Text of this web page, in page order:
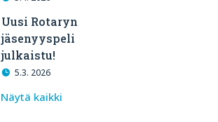
Uusi Rotaryn
jäsenyyspeli
julkaistu!
5.3. 2026
Näytä kaikki